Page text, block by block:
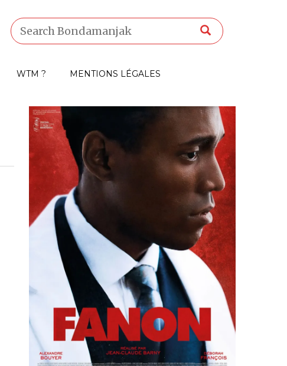
WTM ? MENTIONS LÉGALES